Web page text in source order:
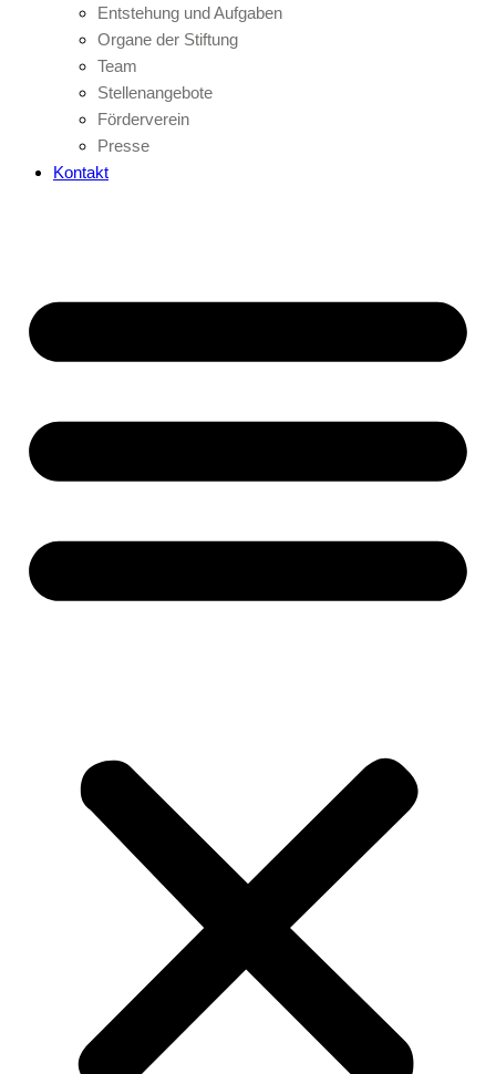
Entstehung und Aufgaben
Organe der Stiftung
Team
Stellenangebote
Förderverein
Presse
Kontakt